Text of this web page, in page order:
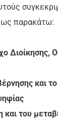
παρακάτω:
Διοίκησης,
και
του